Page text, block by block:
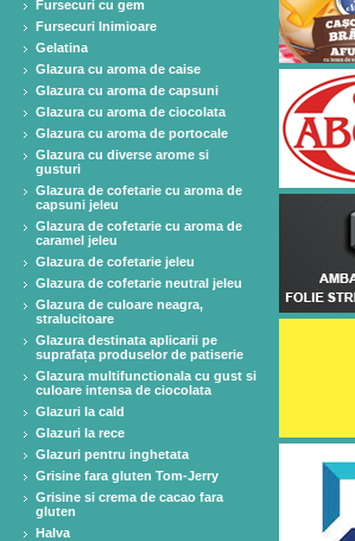
Fursecuri cu gem
Fursecuri Inimioare
Gelatina
Glazura cu aroma de caise
Glazura cu aroma de capsuni
Glazura cu aroma de ciocolata
Glazura cu aroma de portocale
Glazura cu diverse arome si
gusturi
Glazura de cofetarie cu aroma de
capsuni jeleu
Glazura de cofetarie cu aroma de
caramel jeleu
Glazura de cofetarie jeleu
Glazura de cofetarie neutral jeleu
Glazura de culoare neagra,
stralucitoare
Glazura destinata aplicarii pe
suprafața produselor de patiserie
Glazura multifunctionala cu gust si
culoare intensa de ciocolata
Glazuri la cald
Glazuri la rece
Glazuri pentru inghetata
Grisine fara gluten Tom-Jerry
Grisine si crema de cacao fara
gluten
Halva